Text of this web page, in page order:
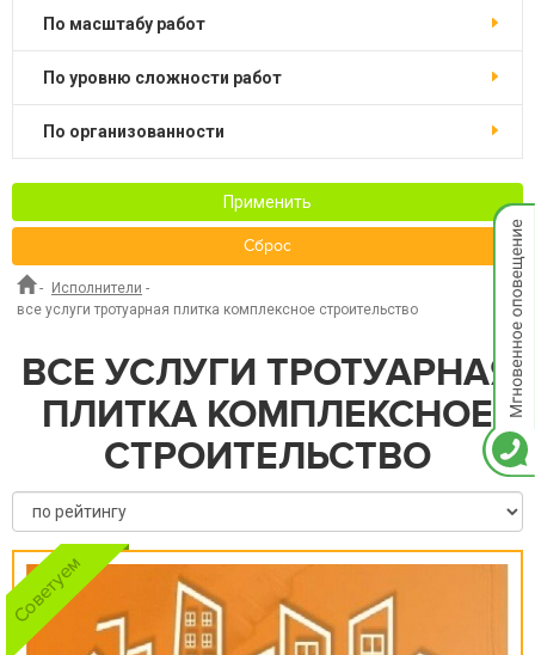
по масштабу работ
по уровню сложности работ
по организованности
Применить
Сброс
- Исполнители -
все услуги тротуарная плитка комплексное строительство
ВСЕ УСЛУГИ ТРОТУАРНАЯ
ПЛИТКА КОМПЛЕКСНОЕ
СТРОИТЕЛЬСТВО